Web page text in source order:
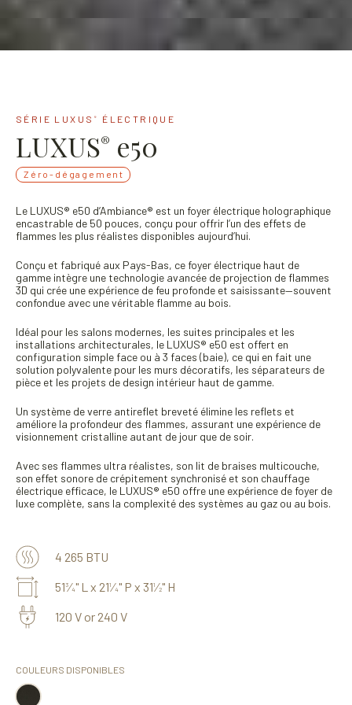
SÉRIE LUXUS ® ÉLECTRIQUE
LUXUS® e50
Zéro-dégagement
Le LUXUS® e50 d’Ambiance® est un foyer électrique holographique
encastrable de 50 pouces, conçu pour offrir l’un des effets de
flammes les plus réalistes disponibles aujourd’hui.
Conçu et fabriqué aux Pays-Bas, ce foyer électrique haut de
gamme intègre une technologie avancée de projection de flammes
3D qui crée une expérience de feu profonde et saisissante—souvent
confondue avec une véritable flamme au bois.
Idéal pour les salons modernes, les suites principales et les
installations architecturales, le LUXUS® e50 est offert en
configuration simple face ou à 3 faces (baie), ce qui en fait une
solution polyvalente pour les murs décoratifs, les séparateurs de
pièce et les projets de design intérieur haut de gamme.
Un système de verre antireflet breveté élimine les reflets et
améliore la profondeur des flammes, assurant une expérience de
visionnement cristalline autant de jour que de soir.
Avec ses flammes ultra réalistes, son lit de braises multicouche,
son effet sonore de crépitement synchronisé et son chauffage
électrique efficace, le LUXUS® e50 offre une expérience de foyer de
luxe complète, sans la complexité des systèmes au gaz ou au bois.
4 265 BTU
513⁄4" L x 211⁄4" P x 311⁄2" H
120 V or 240 V
COULEURS DISPONIBLES